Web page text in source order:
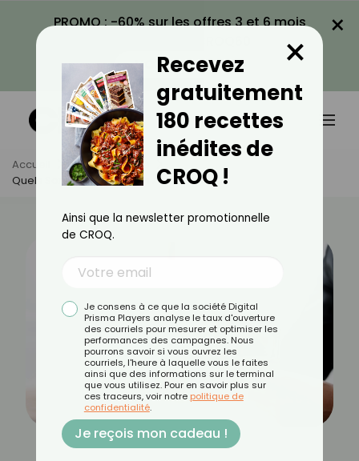
PROMO : -60% sur les offres 3 et 6 mois
VOIR LA PROMO
×
Accueil Actus
Santé
Quels Sont Les Signes D'un Alcoolisme ?
Recevez
gratuitement
180 recettes
inédites de
CROQ !
×
Ainsi que la newsletter promotionnelle
de CROQ.
Je consens à ce que la société Digital
Prisma Players analyse le taux d'ouverture
des courriels pour mesurer et optimiser les
performances des campagnes. Nous
pourrons savoir si vous ouvrez les
courriels, l'heure à laquelle vous le faites
ainsi que des informations sur le terminal
que vous utilisez. Pour en savoir plus sur
ces traceurs, voir notre politique de
confidentialité.
Je reçois mon cadeau !